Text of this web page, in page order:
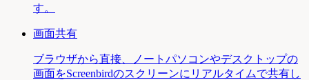
す。
画面共有
ブラウザから直接、ノートパソコンやデスクトップの
画面をScreenbirdのスクリーンにリアルタイムで共有し